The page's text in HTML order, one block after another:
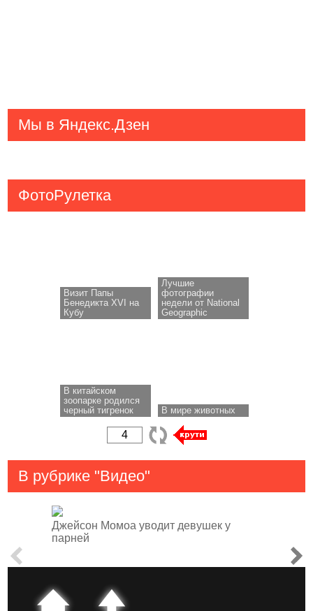
Мы в Яндекс.Дзен
ФотоРулетка
Визит Папы
Бенедикта XVI на
Кубу
Лучшие
фотографии
недели от National
Geographic
В китайском
зоопарке родился
черный тигренок
В мире животных
В рубрике "Видео"
Джейсон Момоа уводит девушек у
парней